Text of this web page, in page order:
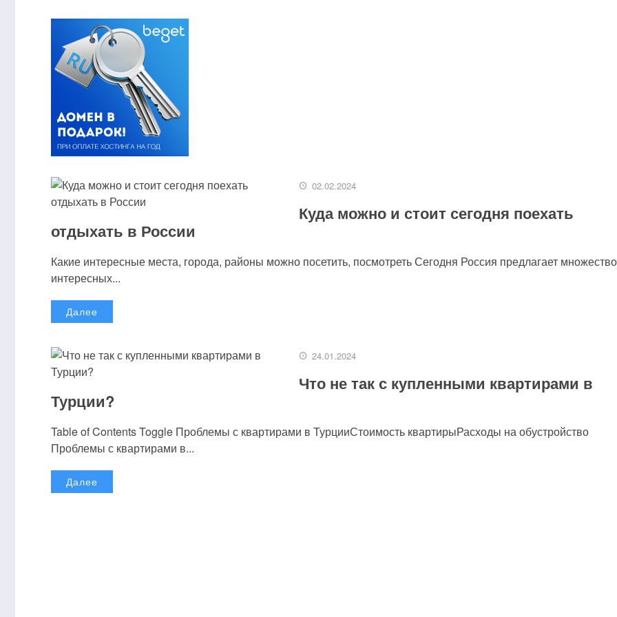
02.02.2024
Куда можно и стоит сегодня поехать
отдыхать в России
Какие интересные места, города, районы можно посетить, посмотреть Сегодня Россия предлагает множество
интересных...
Далее
24.01.2024
Что не так с купленными квартирами в
Турции?
Table of Contents Toggle Проблемы с квартирами в ТурцииСтоимость квартирыРасходы на обустройство
Проблемы с квартирами в...
Далее